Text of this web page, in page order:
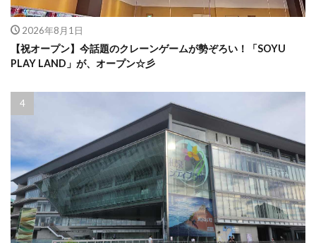
2026年8月1日
【祝オープン】今話題のクレーンゲームが勢ぞろい！「SOYU
PLAY LAND」が、オープン☆彡